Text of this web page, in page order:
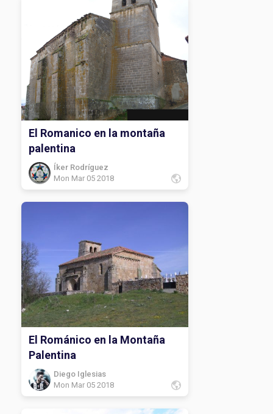
El Romanico en la montaña
palentina
Íker Rodríguez
Mon Mar 05 2018
El Románico en la Montaña
Palentina
Diego Iglesias
Mon Mar 05 2018